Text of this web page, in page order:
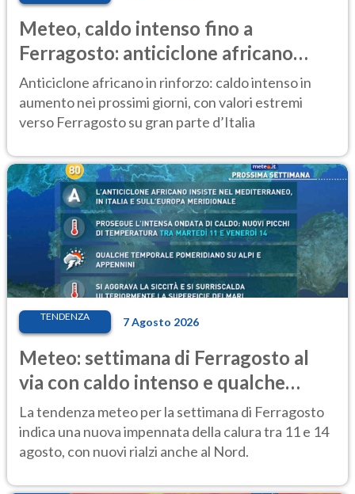
Meteo, caldo intenso fino a
Ferragosto: anticiclone africano
ancora protagonista
Anticiclone africano in rinforzo: caldo intenso in
aumento nei prossimi giorni, con valori estremi
verso Ferragosto su gran parte d’Italia
TENDENZA 7 Agosto 2026
Meteo: settimana di Ferragosto al
via con caldo intenso e qualche
temporale
La tendenza meteo per la settimana di Ferragosto
indica una nuova impennata della calura tra 11 e 14
agosto, con nuovi rialzi anche al Nord.